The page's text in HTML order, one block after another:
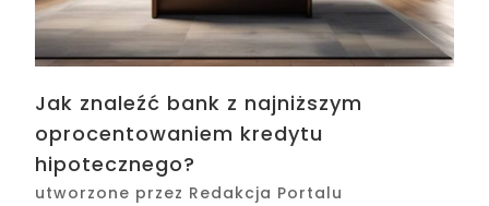
Jak znaleźć bank z najniższym
oprocentowaniem kredytu
hipotecznego?
utworzone przez Redakcja Portalu